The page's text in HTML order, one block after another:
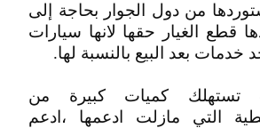
من دول الجوار بحاجة إلى
قطع الغيار حقها لانها سيارات
بعد البيع بالنسبة لها.
تستهلك كميات كبيرة من
التي مازلت ادعمها ،ادعم